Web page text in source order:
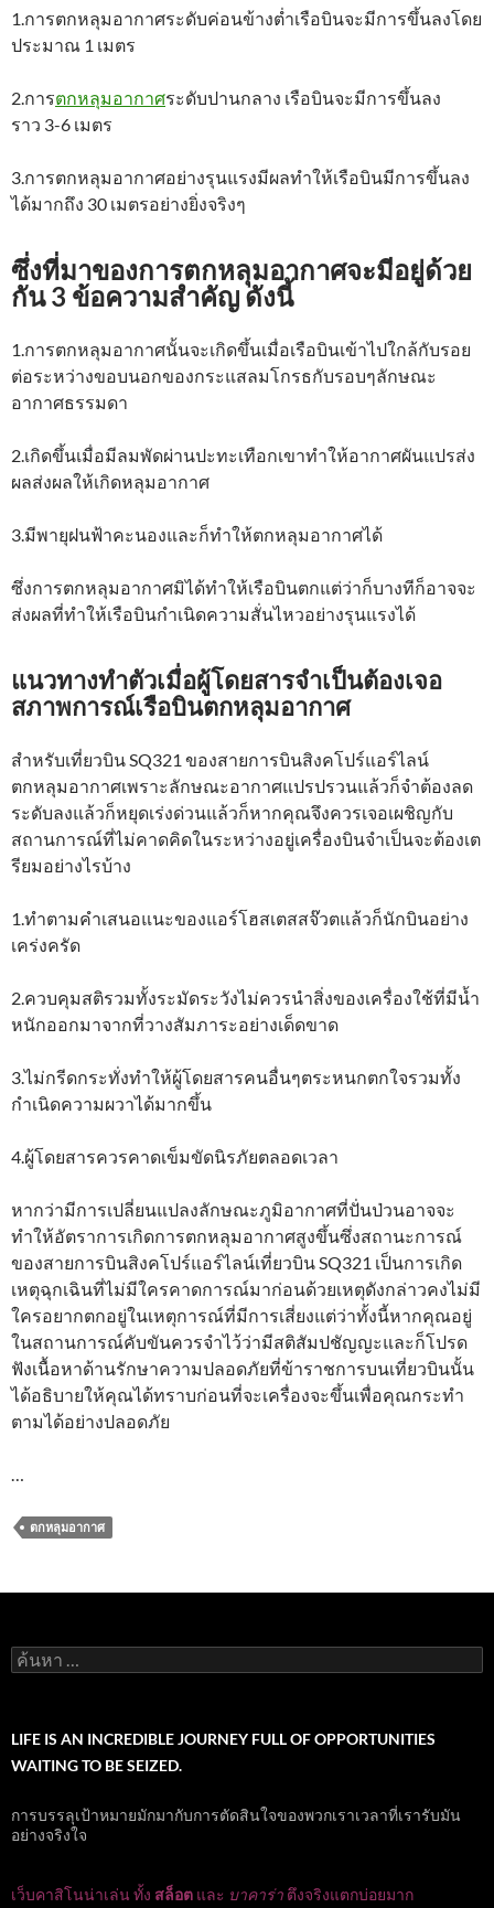
1.การตกหลุมอากาศระดับค่อนข้างต่ำเรือบินจะมีการขึ้นลงโดย
ประมาณ 1 เมตร
2.การตกหลุมอากาศระดับปานกลาง เรือบินจะมีการขึ้นลง
ราว 3-6 เมตร
3.การตกหลุมอากาศอย่างรุนแรงมีผลทำให้เรือบินมีการขึ้นลง
ได้มากถึง 30 เมตรอย่างยิ่งจริงๆ
ซึ่งที่มาของการตกหลุมอากาศจะมีอยู่ด้วย
กัน 3 ข้อความสำคัญ ดังนี้
1.การตกหลุมอากาศนั้นจะเกิดขึ้นเมื่อเรือบินเข้าไปใกล้กับรอย
ต่อระหว่างขอบนอกของกระแสลมโกรธกับรอบๆลักษณะ
อากาศธรรมดา
2.เกิดขึ้นเมื่อมีลมพัดผ่านปะทะเทือกเขาทำให้อากาศผันแปรส่ง
ผลส่งผลให้เกิดหลุมอากาศ
3.มีพายุฝนฟ้าคะนองและก็ทำให้ตกหลุมอากาศได้
ซึ่งการตกหลุมอากาศมิได้ทำให้เรือบินตกแต่ว่าก็บางทีก็อาจจะ
ส่งผลที่ทำให้เรือบินกำเนิดความสั่นไหวอย่างรุนแรงได้
แนวทางทำตัวเมื่อผู้โดยสารจำเป็นต้องเจอ
สภาพการณ์เรือบินตกหลุมอากาศ
สำหรับเที่ยวบิน SQ321 ของสายการบินสิงคโปร์แอร์ไลน์
ตกหลุมอากาศเพราะลักษณะอากาศแปรปรวนแล้วก็จำต้องลด
ระดับลงแล้วก็หยุดเร่งด่วนแล้วก็หากคุณจึงควรเจอเผชิญกับ
สถานการณ์ที่ไม่คาดคิดในระหว่างอยู่เครื่องบินจำเป็นจะต้องเต
รียมอย่างไรบ้าง
1.ทำตามคำเสนอแนะของแอร์โฮสเตสสจ๊วตแล้วก็นักบินอย่าง
เคร่งครัด
2.ควบคุมสติรวมทั้งระมัดระวังไม่ควรนำสิ่งของเครื่องใช้ที่มีน้ำ
หนักออกมาจากที่วางสัมภาระอย่างเด็ดขาด
3.ไม่กรีดกระทั่งทำให้ผู้โดยสารคนอื่นๆตระหนกตกใจรวมทั้ง
กำเนิดความผวาได้มากขึ้น
4.ผู้โดยสารควรคาดเข็มขัดนิรภัยตลอดเวลา
หากว่ามีการเปลี่ยนแปลงลักษณะภูมิอากาศที่ปั่นป่วนอาจจะ
ทำให้อัตราการเกิดการตกหลุมอากาศสูงขึ้นซึ่งสถานะการณ์
ของสายการบินสิงคโปร์แอร์ไลน์เที่ยวบิน SQ321 เป็นการเกิด
เหตุฉุกเฉินที่ไม่มีใครคาดการณ์มาก่อนด้วยเหตุดังกล่าวคงไม่มี
ใครอยากตกอยู่ในเหตุการณ์ที่มีการเสี่ยงแต่ว่าทั้งนี้หากคุณอยู่
ในสถานการณ์คับขันควรจำไว้ว่ามีสติสัมปชัญญะและก็โปรด
ฟังเนื้อหาด้านรักษาความปลอดภัยที่ข้าราชการบนเที่ยวบินนั้น
ได้อธิบายให้คุณได้ทราบก่อนที่จะเครื่องจะขึ้นเพื่อคุณกระทำ
ตามได้อย่างปลอดภัย
…
ตกหลุมอากาศ
ค้นหา
สำหรับ:
LIFE IS AN INCREDIBLE JOURNEY FULL OF OPPORTUNITIES
WAITING TO BE SEIZED.
การบรรลุเป้าหมายมักมากับการตัดสินใจของพวกเราเวลาที่เรารับมัน
อย่างจริงใจ
เว็บคาสิโนน่าเล่น ทั้ง สล็อต และ บาคาร่า ตึงจริงแตกบ่อยมาก